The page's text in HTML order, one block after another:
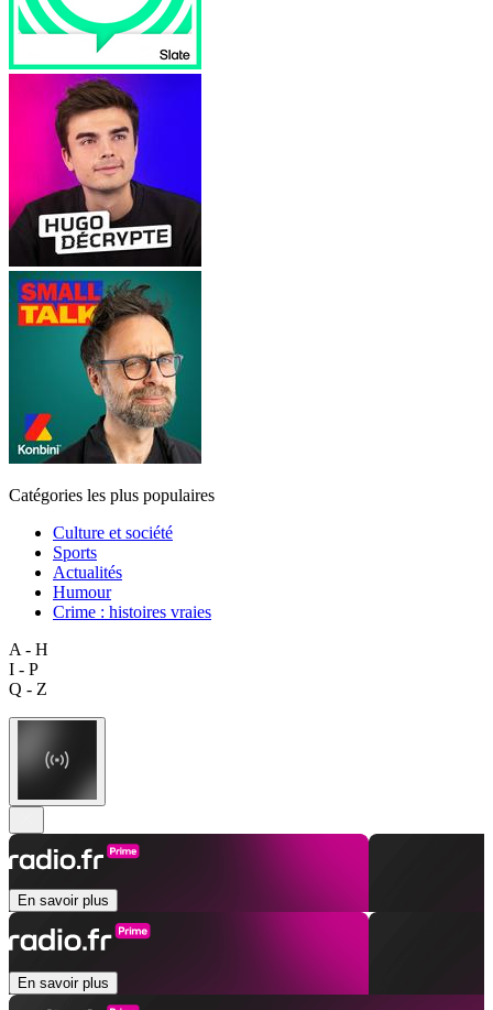
Catégories les plus populaires
Culture et société
Sports
Actualités
Humour
Crime : histoires vraies
A - H
I - P
Q - Z
En savoir plus
En savoir plus